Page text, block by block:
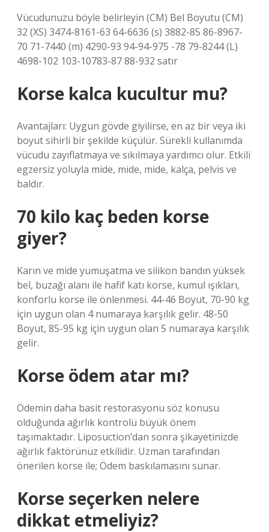
Vücudunuzu böyle belirleyin (CM) Bel Boyutu (CM)
32 (XS) 3474-8161-63 64-6636 (s) 3882-85 86-8967-
70 71-7440 (m) 4290-93 94-94-975 -78 79-8244 (L)
4698-102 103-10783-87 88-932 satır
Korse kalca kucultur mu?
Avantajları: Uygun gövde giyilirse, en az bir veya iki
boyut sihirli bir şekilde küçülür. Sürekli kullanımda
vücudu zayıflatmaya ve sıkılmaya yardımcı olur. Etkili
egzersiz yoluyla mide, mide, mide, kalça, pelvis ve
baldır.
70 kilo kaç beden korse
giyer?
Karın ve mide yumuşatma ve silikon bandın yüksek
bel, buzağı alanı ile hafif katı korse, kumul ışıkları,
konforlu korse ile önlenmesi. 44-46 Boyut, 70-90 kg
için uygun olan 4 numaraya karşılık gelir. 48-50
Boyut, 85-95 kg için uygun olan 5 numaraya karşılık
gelir.
Korse ödem atar mı?
Ödemin daha basit restorasyonu söz konusu
olduğunda ağırlık kontrolü büyük önem
taşımaktadır. Liposuction’dan sonra şikayetinizde
ağırlık faktörünüz etkilidir. Uzman tarafından
önerilen korse ile; Ödem baskılamasını sunar.
Korse seçerken nelere
dikkat etmeliyiz?